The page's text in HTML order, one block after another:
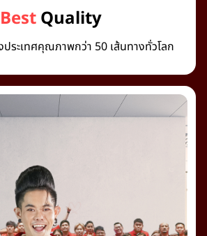
BestQuality
ประเทศคุณภาพกว่า 50 เส้นทางทั่วโลก